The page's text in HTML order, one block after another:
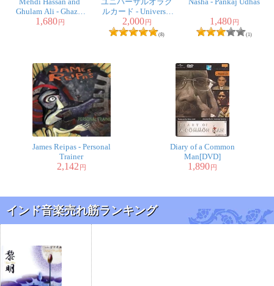
Mehdi Hassan and
Ghulam Ali - Ghazal
Vol. 3
1,680円
ユニバーサルオラク
ルカード - Universal
Oracle Card
2,000円
(8)
Nasha - Pankaj Udhas
1,480円
(1)
James Reipas - Personal
Trainer
2,142 円
Diary of a Common
Man[DVD]
1,890円
インド音楽売れ筋ランキング